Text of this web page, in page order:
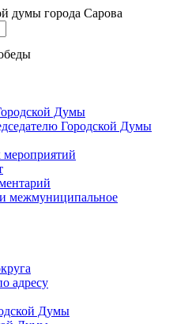
думы города Сарова
Думы
Городской Думы
межмуниципальное
адресу
Думы